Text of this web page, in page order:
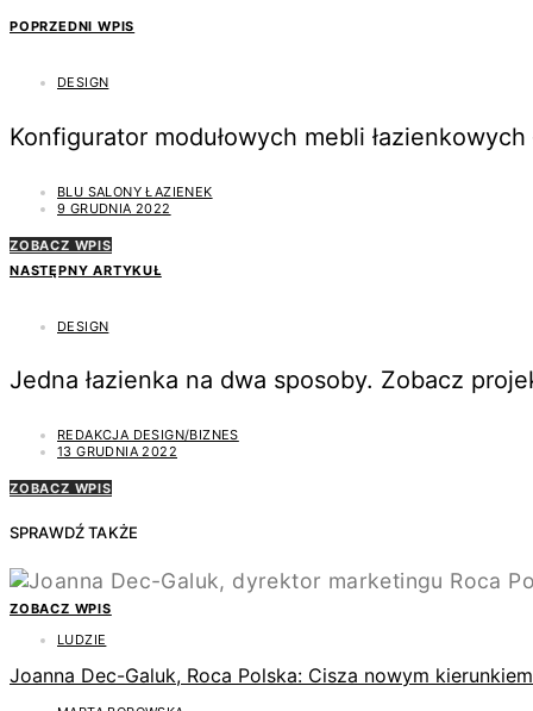
POPRZEDNI WPIS
DESIGN
Konfigurator modułowych mebli
BLU SALONY ŁAZIENEK
9 GRUDNIA 2022
ZOBACZ WPIS
NASTĘPNY ARTYKUŁ
DESIGN
Jedna łazienka na dwa sposoby. Zobacz
REDAKCJA DESIGN/BIZNES
13 GRUDNIA 2022
ZOBACZ WPIS
SPRAWDŹ TAKŻE
ZOBACZ WPIS
LUDZIE
Joanna Dec-Galuk, Roca Polska: Cisza nowym